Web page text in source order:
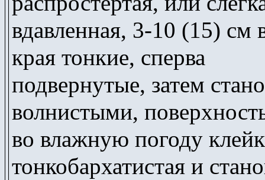
вдавленная, 3-10 (15) см
края тонкие, сперва
подвернутые, затем
волнистыми,
во влажную погоду
тонкобархатистая и